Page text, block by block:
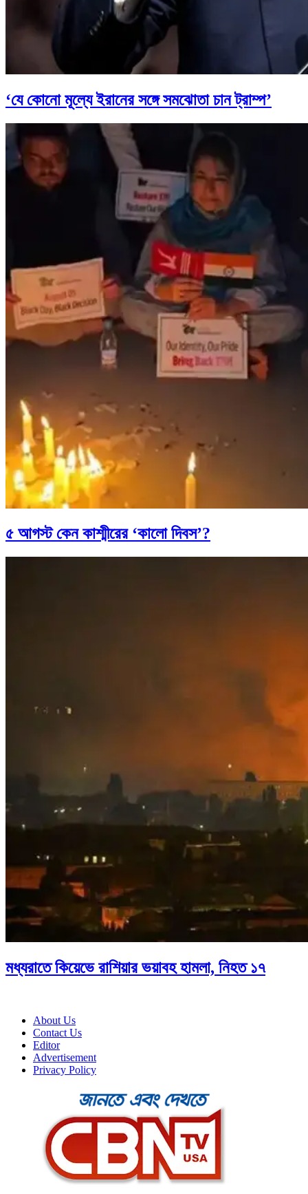
‘যে কোনো মূল্যে ইরানের সঙ্গে সমঝোতা চান ট্রাম্প’
৫ আগস্ট কেন কাশ্মীরের ‘কালো দিবস’?
মধ্যরাতে কিয়েভে রাশিয়ার ভয়াবহ হামলা, নিহত ১৭
About Us
Contact Us
Editor
Advertisement
Privacy Policy